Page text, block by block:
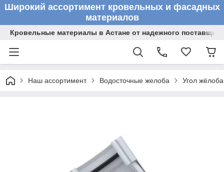
Широкий ассортимент кровельных и фасадных
материалов
Кровельные материалы в Астане от надежного
Наш ассортимент Водосточные желоба Угол